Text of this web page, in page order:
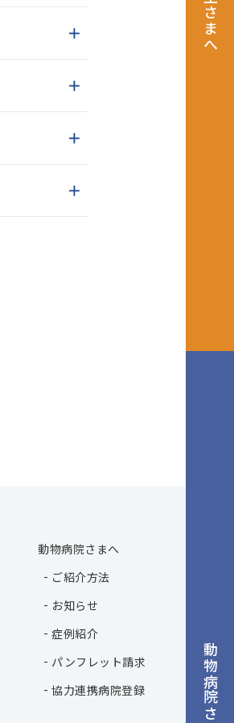
動物病院さまへ
＋
＋
＋
＋
動物病院さまへ
ご紹介方法
お知らせ
症例紹介
パンフレット請求
協力連携病院登録